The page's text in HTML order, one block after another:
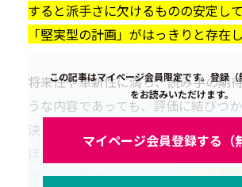
すると派手さに欠けるものの安定し
「堅実型の計画」がはっきりと存在
将来性や革新性に満ち、読み手の期
うな内容であっても、評価に結びつ
決して珍しくありません。反対に、
ほど際立っていなくても、着実に採
画も多く見受けられます。ここで重
この記事はマイページ会員限定です。登録
をお読みいただけます。
マイページ会員登録する（